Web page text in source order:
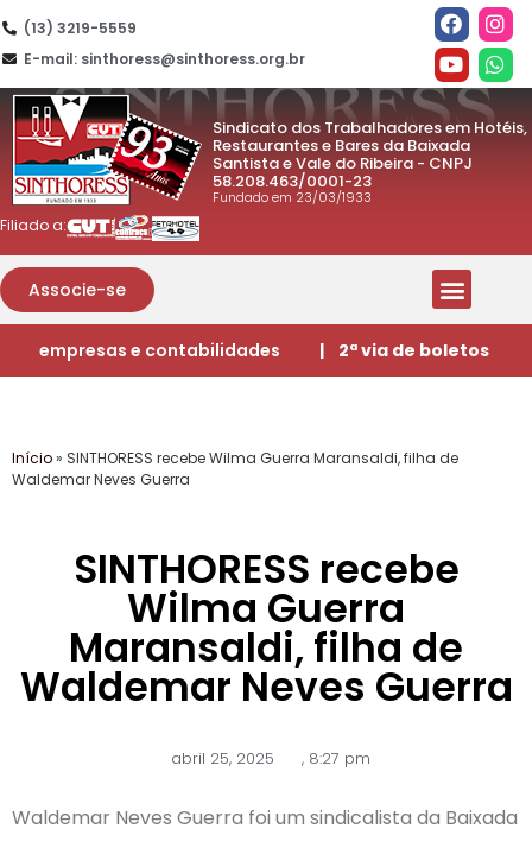
(13) 3219-5559
E-mail: sinthoress@sinthoress.org.br
Sindicato dos Trabalhadores em Hotéis,
Restaurantes e Bares da Baixada
Santista e Vale do Ribeira - CNPJ
58.208.463/0001-23
Fundado em 23/03/1933
Filiado a:
Associe-se
empresas e contabilidades | 2ª via de boletos
Início» SINTHORESS recebe Wilma Guerra Maransaldi, filha de
Waldemar Neves Guerra
SINTHORESS recebe
Wilma Guerra
Maransaldi, filha de
Waldemar Neves Guerra
abril 25, 2025 , 8:27 pm
Waldemar Neves Guerra foi um sindicalista da Baixada